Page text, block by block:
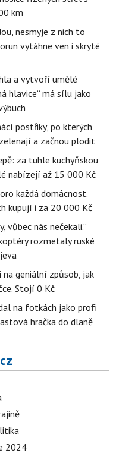
km
nesmyje z nich to
vytáhne ven i skryté
a vytvoří umělé
hlavice“ má sílu jako
postřiky, po kterých
a začnou plodit
za tuhle kuchyňskou
nabízejí až 15 000 Kč
každá domácnost.
kupují i za 20 000 Kč
vůbec nás nečekali.“
rozmetaly ruské
na geniální způsob, jak
Stojí 0 Kč
na fotkách jako profi
hračka do dlaně
2024